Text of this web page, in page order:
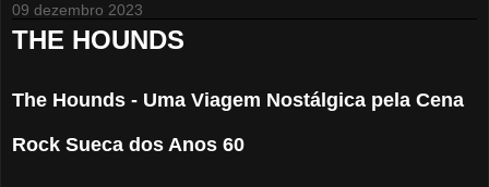
09 dezembro 2023
THE HOUNDS
The Hounds - Uma Viagem Nostálgica pela Cena
Rock Sueca dos Anos 60